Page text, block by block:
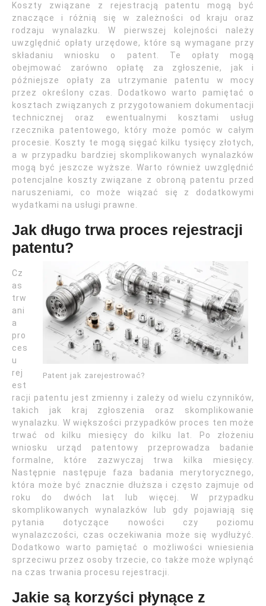
Koszty związane z rejestracją patentu mogą być
znaczące i różnią się w zależności od kraju oraz
rodzaju wynalazku. W pierwszej kolejności należy
uwzględnić opłaty urzędowe, które są wymagane przy
składaniu wniosku o patent. Te opłaty mogą
obejmować zarówno opłatę za zgłoszenie, jak i
późniejsze opłaty za utrzymanie patentu w mocy
przez określony czas. Dodatkowo warto pamiętać o
kosztach związanych z przygotowaniem dokumentacji
technicznej oraz ewentualnymi kosztami usług
rzecznika patentowego, który może pomóc w całym
procesie. Koszty te mogą sięgać kilku tysięcy złotych,
a w przypadku bardziej skomplikowanych wynalazków
mogą być jeszcze wyższe. Warto również uwzględnić
potencjalne koszty związane z obroną patentu przed
naruszeniami, co może wiązać się z dodatkowymi
wydatkami na usługi prawne.
Jak długo trwa proces rejestracji
patentu?
Patent jak zarejestrować?
Cz
as
trw
ani
a
pro
ces
u
rej
est
racji patentu jest zmienny i zależy od wielu czynników,
takich jak kraj zgłoszenia oraz skomplikowanie
wynalazku. W większości przypadków proces ten może
trwać od kilku miesięcy do kilku lat. Po złożeniu
wniosku urząd patentowy przeprowadza badanie
formalne, które zazwyczaj trwa kilka miesięcy.
Następnie następuje faza badania merytorycznego,
która może być znacznie dłuższa i często zajmuje od
roku do dwóch lat lub więcej. W przypadku
skomplikowanych wynalazków lub gdy pojawiają się
pytania dotyczące nowości czy poziomu
wynalazczości, czas oczekiwania może się wydłużyć.
Dodatkowo warto pamiętać o możliwości wniesienia
sprzeciwu przez osoby trzecie, co także może wpłynąć
na czas trwania procesu rejestracji.
Jakie są korzyści płynące z